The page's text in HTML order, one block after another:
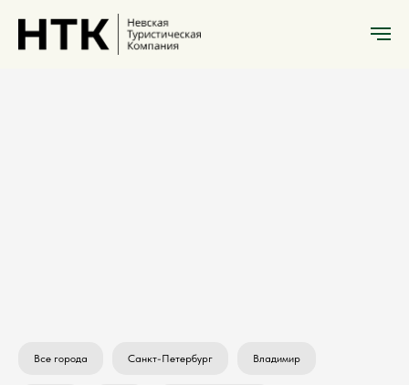
Все города Санкт-Петербург Владимир